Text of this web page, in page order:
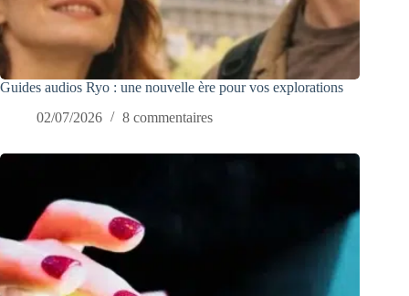
Guides audios Ryo : une nouvelle ère pour vos explorations
02/07/2026
8 commentaires